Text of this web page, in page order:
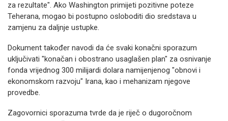
za rezultate". Ako Washington primijeti pozitivne poteze
Teherana, mogao bi postupno osloboditi dio sredstava u
zamjenu za daljnje ustupke.
Dokument također navodi da će svaki konačni sporazum
uključivati "konačan i obostrano usaglašen plan" za osnivanje
fonda vrijednog 300 milijardi dolara namijenjenog "obnovi i
ekonomskom razvoju" Irana, kao i mehanizam njegove
provedbe.
Zagovornici sporazuma tvrde da je riječ o dugoročnom